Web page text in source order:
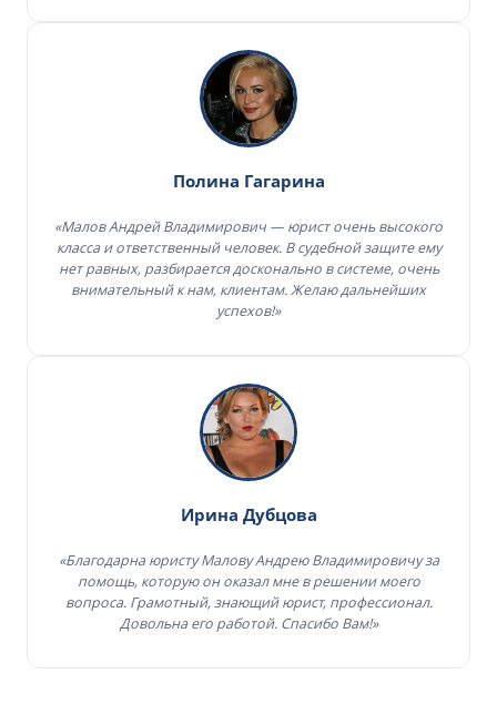
Полина Гагарина
«Малов Андрей Владимирович — юрист очень высокого
класса и ответственный человек. В судебной защите ему
нет равных, разбирается досконально в системе, очень
внимательный к нам, клиентам. Желаю дальнейших
успехов!»
Ирина Дубцова
«Благодарна юристу Малову Андрею Владимировичу за
помощь, которую он оказал мне в решении моего
вопроса. Грамотный, знающий юрист, профессионал.
Довольна его работой. Спасибо Вам!»